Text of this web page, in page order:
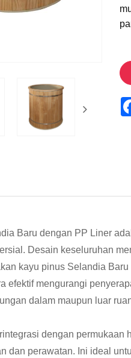
Baru dengan PP Liner
Desain keseluruhan
kayu pinus Selandia
efektif mengurangi
dalam maupun luar
dengan
dan perawatan. Ini ideal